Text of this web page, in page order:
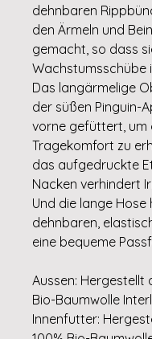
dehnbaren
den Ärmeln und
gemacht, so dass
Wachstumsschübe
Das langärmelige
der süßen Pinguin-
vorne gefüttert, um
Tragekomfort zu
das aufgedruckte
Nacken verhindert
Und die lange Hose
dehnbaren,
eine bequeme
Aussen: Hergestellt
Bio-Baumwolle
Innenfutter: